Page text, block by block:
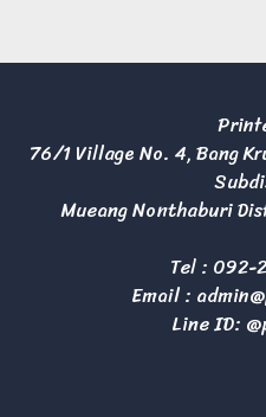
76/1 Village No. 4, Bang
Mueang Nonthaburi
Tel : 092-
Email :
Line ID: